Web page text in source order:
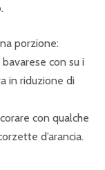
porzione:
con su i
in riduzione di
con qualche
d’arancia.